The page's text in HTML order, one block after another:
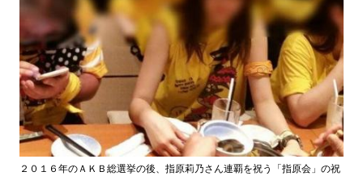
２０１６年のＡＫＢ総選挙の後、指原莉乃さん連覇を祝う「指原会」の祝